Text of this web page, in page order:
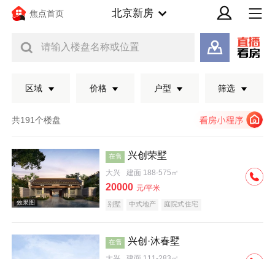
焦点首页 北京新房
请输入楼盘名称或位置
区域 价格 户型 筛选
共191个楼盘
效果图
在售 兴创荣墅
大兴 建面 188-575㎡
20000 元/平米
别墅 中式地产 庭院式住宅
在售 兴创·沐春墅